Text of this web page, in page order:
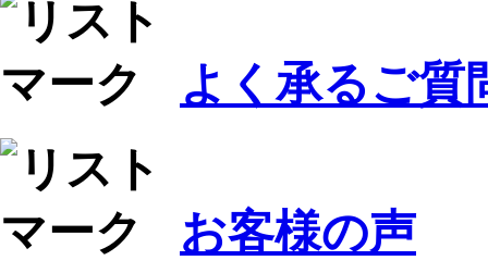
よく承るご質
お客様の声